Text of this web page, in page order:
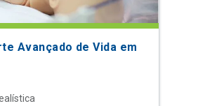
Avançado de Vida em